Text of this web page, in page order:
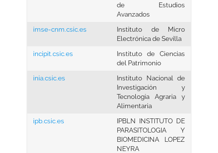
de Estudios
Avanzados
imse-cnm.csic.es
Instituto de Micro
Electrónica de Sevilla
incipit.csic.es
Instituto de Ciencias
del Patrimonio
inia.csic.es
Instituto Nacional de
Investigación y
Tecnología Agraria y
Alimentaria
ipb.csic.es
IPBLN INSTITUTO DE
PARASITOLOGIA Y
BIOMEDICINA LOPEZ
NEYRA